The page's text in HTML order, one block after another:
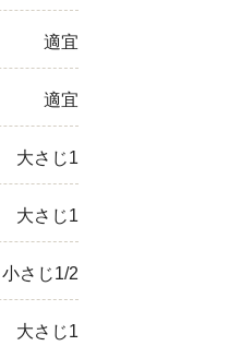
適宜
適宜
大さじ1
大さじ1
小さじ1/2
大さじ1